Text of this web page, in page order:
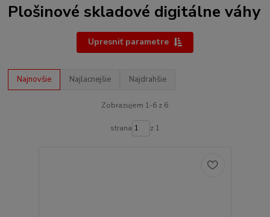
Plošinové skladové digitálne váhy
Upresniť parametre
Najnovšie Najlacnejšie Najdrahšie
Zobrazujem 1-6 z 6
strana z 1